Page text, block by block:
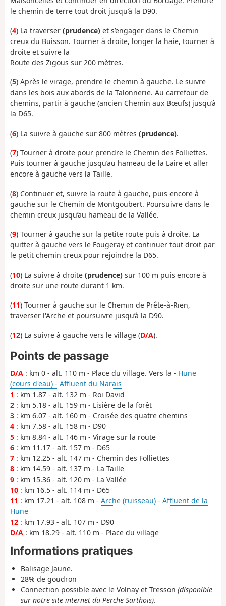
le chemin de terre tout droit jusqu’à la D90.
(4) La traverser (prudence) et s’engager dans le Chemin
creux du Buisson. Tourner à droite, longer la haie, tourner à
droite et suivre la
Route des Zigous sur 200 mètres.
(5) Après le virage, prendre le chemin à gauche. Le suivre
dans les bois aux abords de la Talonnerie. Au carrefour de
chemins, partir à gauche (ancien Chemin aux Bœufs) jusqu’à
la D65.
(6) La suivre à gauche sur 800 mètres (prudence).
(7) Tourner à droite pour prendre le Chemin des Folliettes.
Puis tourner à gauche jusqu’au hameau de la Laire et aller
encore à gauche vers la Taille.
(8) Continuer et, suivre la route à gauche, puis encore à
gauche sur le Chemin de Montgoubert. Poursuivre dans le
chemin creux jusqu’au hameau de la Vallée.
(9) Tourner à gauche sur la petite route puis à droite. La
quitter à gauche vers le Fougeray et continuer tout droit par
le petit chemin creux pour rejoindre la D65.
(10) La suivre à droite (prudence) sur 100 m puis encore à
droite sur une route durant 1 km.
(11) Tourner à gauche sur le Chemin de Prête-à-Rien,
traverser l'Arche et poursuivre jusqu’à la D90.
(12) La suivre à gauche vers le village (D/A).
Points de passage
D/A : km 0 - alt. 110 m - Place du village. Vers la - Hune
(cours d'eau) - Affluent du Narais
1 : km 1.87 - alt. 132 m - Roi David
2 : km 5.18 - alt. 159 m - Lisière de la forêt
3 : km 6.07 - alt. 160 m - Croisée des quatre chemins
4 : km 7.58 - alt. 158 m - D90
5 : km 8.84 - alt. 146 m - Virage sur la route
6 : km 11.17 - alt. 157 m - D65
7 : km 12.25 - alt. 147 m - Chemin des Folliettes
8 : km 14.59 - alt. 137 m - La Taille
9 : km 15.36 - alt. 120 m - La Vallée
10 : km 16.5 - alt. 114 m - D65
11 : km 17.21 - alt. 108 m - Arche (ruisseau) - Affluent de la
Hune
12 : km 17.93 - alt. 107 m - D90
D/A : km 18.29 - alt. 110 m - Place du village
Informations pratiques
Balisage Jaune.
28% de goudron
Connection possible avec le Volnay et Tresson (disponible
sur notre site internet du Perche Sarthois).